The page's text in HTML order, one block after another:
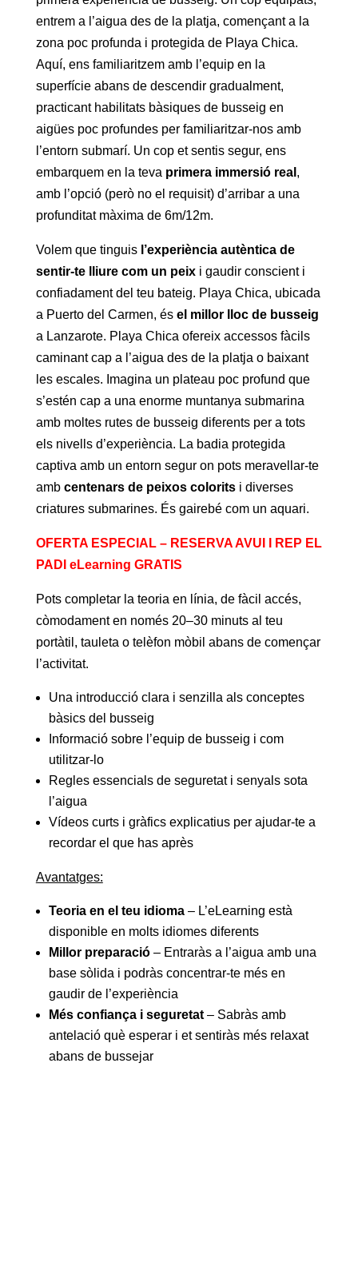
entrem a l’aigua des de la platja, començant a la
zona poc profunda i protegida de Playa Chica.
Aquí, ens familiaritzem amb l’equip en la
superfície abans de descendir gradualment,
practicant habilitats bàsiques de busseig en
aigües poc profundes per familiaritzar-nos amb
l’entorn submarí. Un cop et sentis segur, ens
embarquem en la teva primera immersió real ,
amb l’opció (però no el requisit) d’arribar a una
profunditat màxima de 6m/12m.
Volem que tinguis l’experiència autèntica de
sentir-te lliure com un peixi gaudir conscient i
confiadament del teu bateig. Playa Chica, ubicada
a Puerto del Carmen, és el millor lloc de busseig
a Lanzarote. Playa Chica ofereix accessos fàcils
caminant cap a l’aigua des de la platja o baixant
les escales. Imagina un plateau poc profund que
s’estén cap a una enorme muntanya submarina
amb moltes rutes de busseig diferents per a tots
els nivells d’experiència. La badia protegida
captiva amb un entorn segur on pots meravellar-te
amb centenars de peixos coloritsi diverses
criatures submarines. És gairebé com un aquari.
OFERTA ESPECIAL – RESERVA AVUI I REP EL
PADI eLearning GRATIS
Pots completar la teoria en línia, de fàcil accés,
còmodament en només 20–30 minuts al teu
portàtil, tauleta o telèfon mòbil abans de començar
l’activitat.
Una introducció clara i senzilla als conceptes
bàsics del busseig
Informació sobre l’equip de busseig i com
utilitzar-lo
Regles essencials de seguretat i senyals sota
l’aigua
Vídeos curts i gràfics explicatius per ajudar-te a
recordar el que has après
Avantatges:
Teoria en el teu idioma– L’eLearning està
disponible en molts idiomes diferents
Millor preparació– Entraràs a l’aigua amb una
base sòlida i podràs concentrar-te més en
gaudir de l’experiència
Més confiança i seguretat– Sabràs amb
antelació què esperar i et sentiràs més relaxat
abans de bussejar